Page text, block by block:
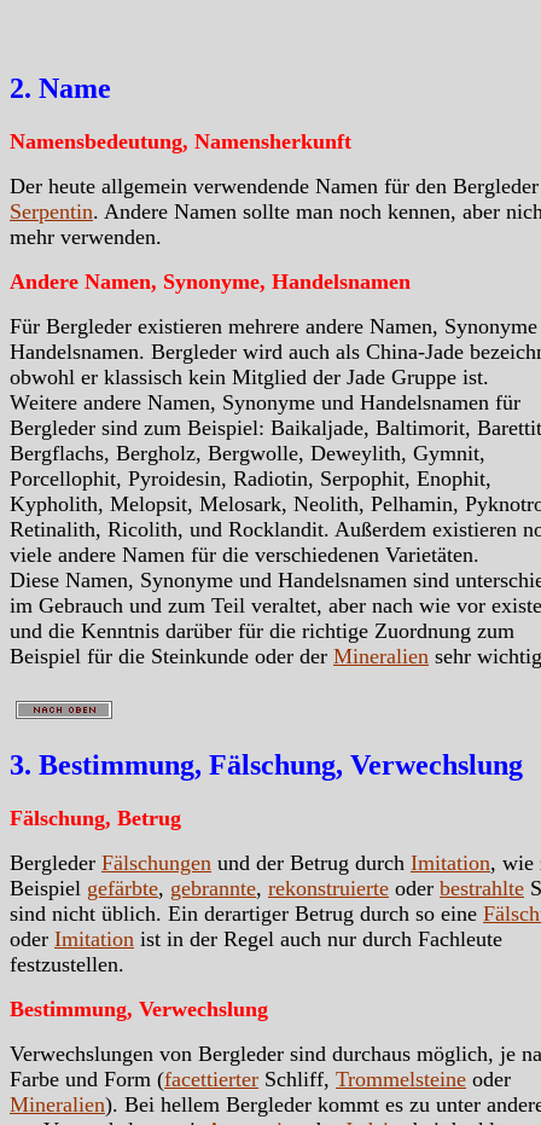
2. Name
Namensbedeutung, Namensherkunft
Der heute allgemein verwendende Namen für den
Serpentin. Andere Namen sollte man noch kennen, aber
mehr verwenden.
Andere Namen, Synonyme, Handelsnamen
Für Bergleder existieren mehrere andere Namen,
Handelsnamen. Bergleder wird auch als China-Jade
obwohl er klassisch kein Mitglied der Jade Gruppe ist.
Weitere andere Namen, Synonyme und Handelsnamen für
Bergleder sind zum Beispiel: Baikaljade, Baltimorit,
Bergflachs, Bergholz, Bergwolle, Deweylith, Gymnit,
Porcellophit, Pyroidesin, Radiotin, Serpophit, Enophit,
Kypholith, Melopsit, Melosark, Neolith, Pelhamin,
Retinalith, Ricolith, und Rocklandit. Außerdem existieren
viele andere Namen für die verschiedenen Varietäten.
Diese Namen, Synonyme und Handelsnamen sind
im Gebrauch und zum Teil veraltet, aber nach wie vor
und die Kenntnis darüber für die richtige Zuordnung zum
Beispiel für die Steinkunde oder der Mineralien sehr
3. Bestimmung, Fälschung, Verwechslung
Fälschung, Betrug
Bergleder Fälschungen und der Betrug durch Imitation, wie
Beispiel gefärbte, gebrannte, rekonstruierte oder bestrahlte
sind nicht üblich. Ein derartiger Betrug durch so eine
oder Imitation ist in der Regel auch nur durch Fachleute
festzustellen.
Bestimmung, Verwechslung
Verwechslungen von Bergleder sind durchaus möglich, je
Farbe und Form (facettierter Schliff, Trommelsteine oder
Mineralien). Bei hellem Bergleder kommt es zu unter